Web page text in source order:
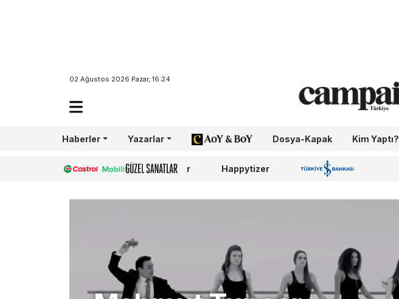
02 Ağustos 2026 Pazar, 16:24
Haberler Yazarlar AoY/BoY Dosya-Kapak Kim Yaptı?
Castrol Güzel Sanatlar Happytizer İş Bankası 100.Yıl